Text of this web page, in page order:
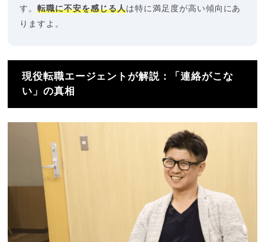
す。転職に不安を感じる人は特に満足度が高い傾向にあ
りますよ。
現役転職エージェントが解説：「連絡がこな
い」の真相